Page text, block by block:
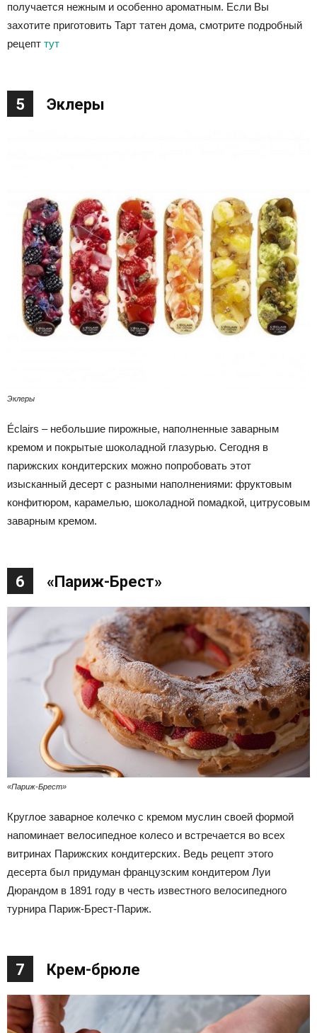
получается нежным и особенно ароматным. Если Вы
захотите приготовить Тарт татен дома, смотрите подробный
рецепт тут
5 Эклеры
Эклеры
Éclairs – небольшие пирожные, наполненные заварным
кремом и покрытые шоколадной глазурью. Сегодня в
парижских кондитерских можно попробовать этот
изысканный десерт с разными наполнениями: фруктовым
конфитюром, карамелью, шоколадной помадкой, цитрусовым
заварным кремом.
6 «Париж-Брест»
«Париж-Брест»
Круглое заварное колечко с кремом муслин своей формой
напоминает велосипедное колесо и встречается во всех
витринах Парижских кондитерских. Ведь рецепт этого
десерта был придуман французским кондитером Луи
Дюрандом в 1891 году в честь известного велосипедного
турнира Париж-Брест-Париж.
7 Крем-брюле